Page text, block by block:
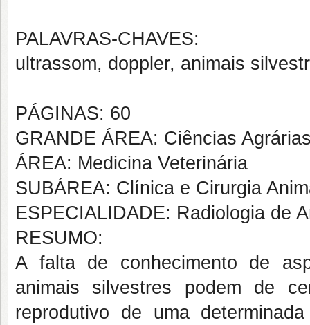
PALAVRAS-CHAVES:
ultrassom, doppler, animais
PÁGINAS: 60
GRANDE ÁREA: Ciências
ÁREA: Medicina Veterinária
SUBÁREA: Clínica e Cirurgia
ESPECIALIDADE: Radiologia de
RESUMO:
A falta de conhecimento de
animais silvestres podem de
reprodutivo de uma